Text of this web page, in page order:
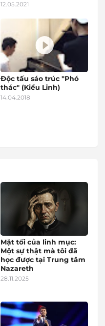
12.05.2021
Độc tấu sáo trúc "Phó
thác" (Kiều Linh)
14.04.2018
Mặt tối của linh mục:
Một sự thật mà tôi đã
học được tại Trung tâm
Nazareth
28.11.2025